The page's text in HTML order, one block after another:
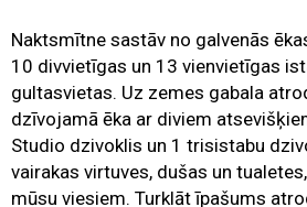
Naktsmītne sastāv no galvenās
10 divvietīgas un 13 vienvietīgas
gultasvietas. Uz zemes gabala
dzīvojamā ēka ar diviem
Studio dzivoklis un 1 trisistabu
vairakas virtuves, dušas un
mūsu viesiem. Turklāt īpašums